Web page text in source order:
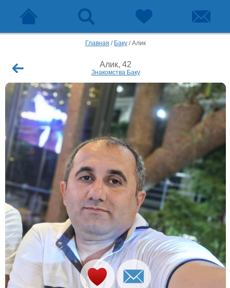
Главная / Баку /Алик
Алик, 42
Знакомства Баку